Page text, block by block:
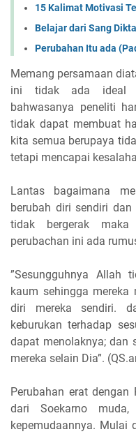
15 Kalimat Motivasi
Belajar dari Sang
Perubahan Itu ada
Memang persamaan
ini tidak ada ideal
bahwasanya peneliti
tidak dapat membuat
kita semua berupaya
tetapi mencapai
Lantas bagaimana
berubah diri sendiri
tidak bergerak
perubachan ini ada
”Sesungguhnya Allah
kaum sehingga mereka
diri mereka sendiri.
keburukan terhadap
dapat menolaknya; dan
mereka selain Dia”.
Perubahan erat
dari Soekarno muda,
kepemudaannya. Mulai